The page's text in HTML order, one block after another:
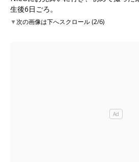
生後6日ごろ。
▼次の画像は下へスクロール (2/6)